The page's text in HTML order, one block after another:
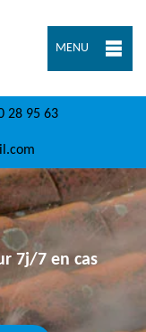
MENU
28 95 63
7j/7 en cas